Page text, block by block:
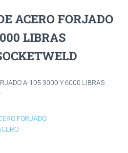
ACERO FORJADO
LIBRAS
A-105 3000 Y 6000 LIBRAS
FORJADO